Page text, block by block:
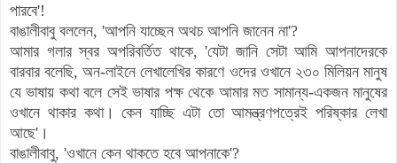
পারবে'!
বাঙালীবাবু বললেন, 'আপনি যাচ্ছেন অথচ আপনি জানেন না'?
আমার গলার স্বর অপরিবর্তিত থাকে, 'যেটা জানি সেটা আমি আপনাদেরকে
বারবার বলেছি, অন-লাইনে লেখালেখির কারণে ওদের ওখানে ২৩০ মিলিয়ন মানুষ
যে ভাষায় কথা বলে সেই ভাষার পক্ষ থেকে আমার মত সামান্য-একজন মানুষের
ওখানে থাকার কথা। কেন যাচ্ছি এটা তো আমন্ত্রণপত্রেই পরিষ্কার লেখা
আছে'।
বাঙালীবাবু, 'ওখানে কেন থাকতে হবে আপনাকে'?